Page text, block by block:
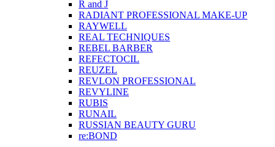
R and J
RADIANT PROFESSIONAL MAKE-UP
RAYWELL
REAL TECHNIQUES
REBEL BARBER
REFECTOCIL
REUZEL
REVLON PROFESSIONAL
REVYLINE
RUBIS
RUNAIL
RUSSIAN BEAUTY GURU
re:BOND